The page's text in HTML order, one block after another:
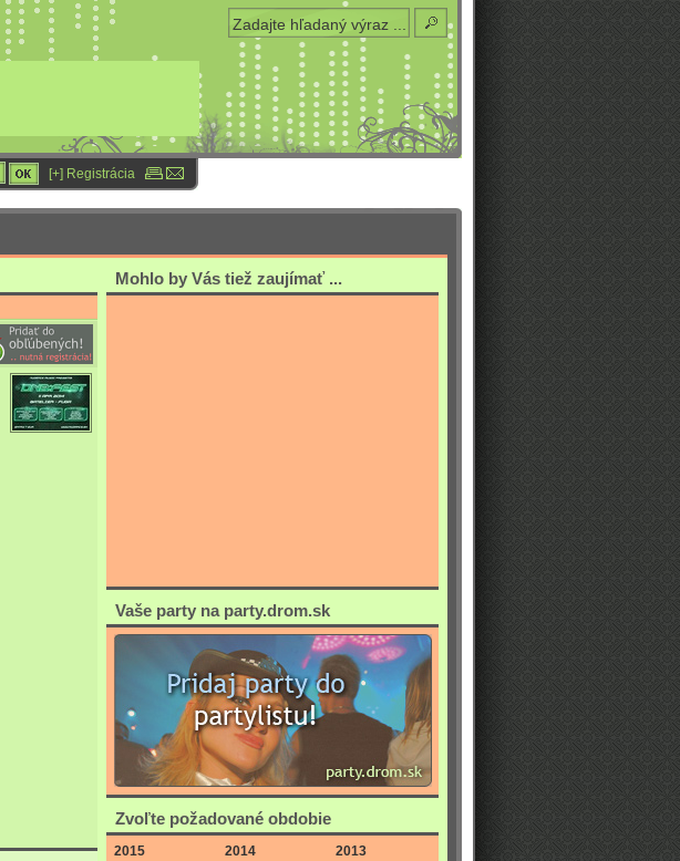
[+] Registrácia
Mohlo by Vás tiež zaujímať ...
Vaše party na party.drom.sk
Zvoľte požadované obdobie
2015
2014
2013